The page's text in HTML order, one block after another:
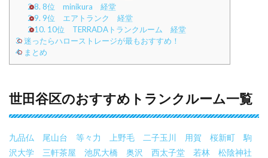
2.8. 8位 minikura 経堂
2.9. 9位 エアトランク 経堂
2.10. 10位 TERRADAトランクルーム 経堂
3.迷ったらハローストレージが最もおすすめ！
4. まとめ
世田谷区のおすすめトランクルーム一覧
九品仏 尾山台 等々力 上野毛 二子玉川 用賀 桜新町
駒
沢大学
三軒茶屋 池尻大橋 奥沢 西太子堂 若林
松陰神社